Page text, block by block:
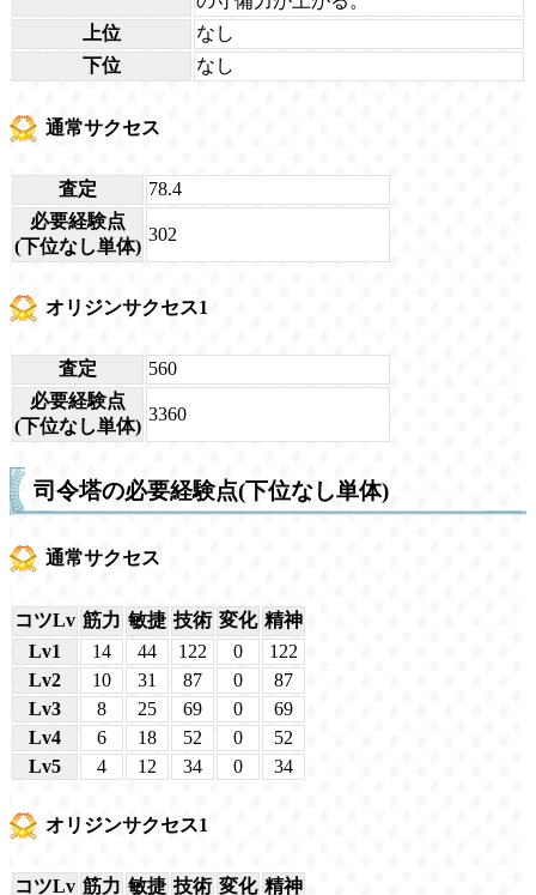
上位
なし
下位
なし
通常サクセス
査定
78.4
必要経験点
(下位なし単体)
302
オリジンサクセス1
査定
560
必要経験点
(下位なし単体)
3360
司令塔の必要経験点(下位なし単体)
通常サクセス
コツLv 筋力 敏捷 技術 変化 精神
Lv1
14 44 122 0
122
Lv2
10 31 87 0
87
Lv3
8 25 69 0
69
Lv4
6 18 52 0
52
Lv5
4 12 34 0 34
オリジンサクセス1
コツLv 筋力 敏捷 技術 変化 精神